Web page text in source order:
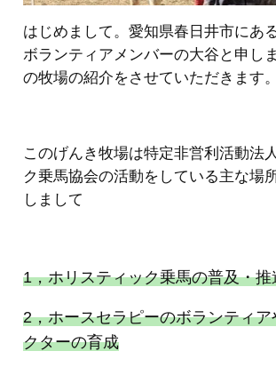
はじめまして。愛知県春日井市にあ
ボランティアメンバーの大谷と申し
の牧場の紹介をさせていただきます。
このげんき牧場は特定非営利活動法
ク乗馬協会の活動をしている主な場
しまして
1，ホリスティック乗馬の普及・推
2，ホースセラピーのボランティ
クターの育成